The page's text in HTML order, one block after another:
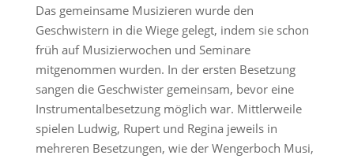
Das gemeinsame Musizieren wurde den
Geschwistern in die Wiege gelegt, indem sie schon
früh auf Musizierwochen und Seminare
mitgenommen wurden. In der ersten Besetzung
sangen die Geschwister gemeinsam, bevor eine
Instrumentalbesetzung möglich war. Mittlerweile
spielen Ludwig, Rupert und Regina jeweils in
mehreren Besetzungen, wie der Wengerboch Musi,